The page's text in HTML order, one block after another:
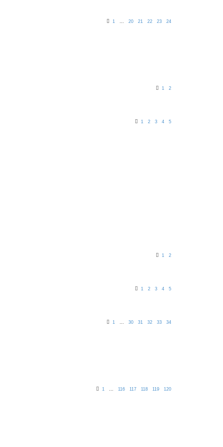
1 … 20 21 22 23 24
1 2
1 2 3 4 5
1 2
1 2 3 4 5
1 … 30 31 32 33 34
1 … 116 117 118 119 120